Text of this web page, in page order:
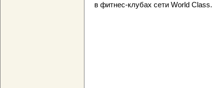
в фитнес-клубах сети World Class.